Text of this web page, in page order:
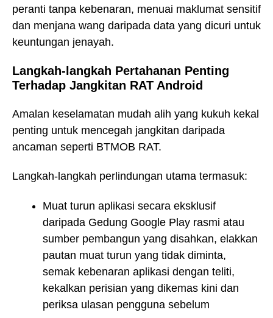
peranti tanpa kebenaran, menuai maklumat sensitif
dan menjana wang daripada data yang dicuri untuk
keuntungan jenayah.
Langkah-langkah Pertahanan Penting
Terhadap Jangkitan RAT Android
Amalan keselamatan mudah alih yang kukuh kekal
penting untuk mencegah jangkitan daripada
ancaman seperti BTMOB RAT.
Langkah-langkah perlindungan utama termasuk:
Muat turun aplikasi secara eksklusif
daripada Gedung Google Play rasmi atau
sumber pembangun yang disahkan, elakkan
pautan muat turun yang tidak diminta,
semak kebenaran aplikasi dengan teliti,
kekalkan perisian yang dikemas kini dan
periksa ulasan pengguna sebelum